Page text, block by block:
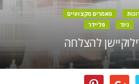
מאמרים מקצועיים
ניוד סליידר
להצלחה